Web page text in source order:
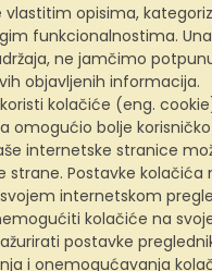
vlastitim opisima,
funkcionalnostima.
ne jamčimo
objavljenih informacija.
kolačiće (eng.
omogućio bolje korisničko
internetske stranice
strane. Postavke kolačića
internetskom
kolačiće na
postavke
i onemogućavanja